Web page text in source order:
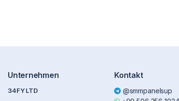
Unternehmen
34FY LTD
Kontakt
@smmpanelsup